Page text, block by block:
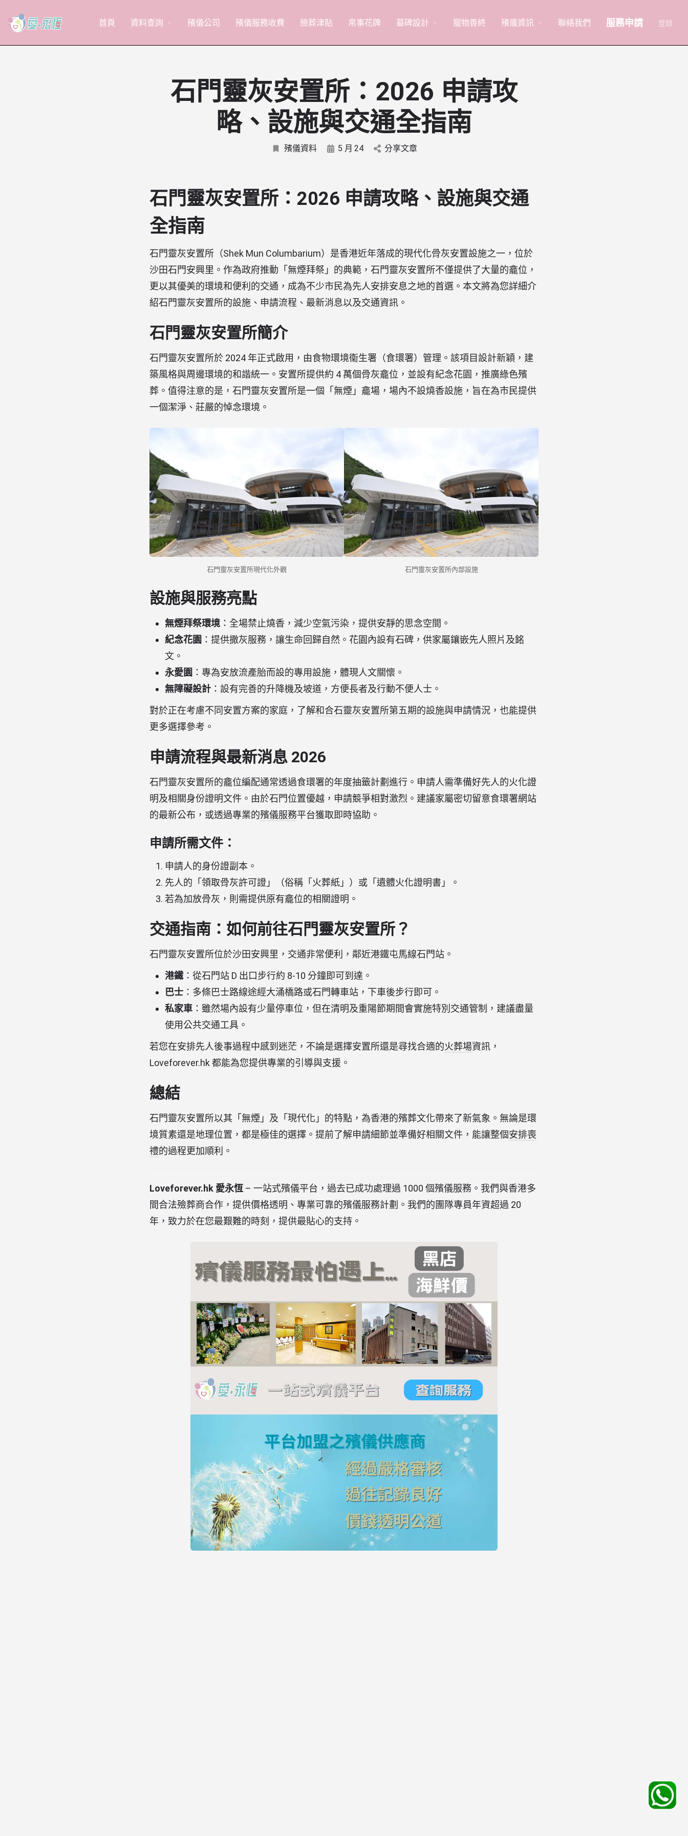
首頁 資料查詢 殯儀公司 殯儀服務收費 殮葬津貼 帛事花牌 墓碑設計 寵物善終 殯儀資訊 聯絡我們 服務申請 登錄
石門靈灰安置所：2026 申請攻
略、設施與交通全指南
殯儀資料 5 月 24 分享文章
石門靈灰安置所：2026 申請攻略、設施與交通
全指南
石門靈灰安置所（Shek Mun Columbarium）是香港近年落成的現代化骨灰安置設施之一，位於
沙田石門安興里。作為政府推動「無煙拜祭」的典範，石門靈灰安置所不僅提供了大量的龕位，
更以其優美的環境和便利的交通，成為不少市民為先人安排安息之地的首選。本文將為您詳細介
紹石門靈灰安置所的設施、申請流程、最新消息以及交通資訊。
石門靈灰安置所簡介
石門靈灰安置所於 2024 年正式啟用，由食物環境衞生署（食環署）管理。該項目設計新穎，建
築風格與周邊環境的和諧統一。安置所提供約 4 萬個骨灰龕位，並設有紀念花園，推廣綠色殯
葬。值得注意的是，石門靈灰安置所是一個「無煙」龕場，場內不設燒香設施，旨在為市民提供
一個潔淨、莊嚴的悼念環境。
石門靈灰安置所現代化外觀 石門靈灰安置所內部設施
設施與服務亮點
無煙拜祭環境 ：全場禁止燒香，減少空氣污染，提供安靜的思念空間。
紀念花園 ：提供撒灰服務，讓生命回歸自然。花園內設有石碑，供家屬鑲嵌先人照片及銘
文。
永愛園 ：專為安放流產胎而設的專用設施，體現人文關懷。
無障礙設計 ：設有完善的升降機及坡道，方便長者及行動不便人士。
對於正在考慮不同安置方案的家庭，了解和合石靈灰安置所第五期的設施與申請情況，也能提供
更多選擇參考。
申請流程與最新消息 2026
石門靈灰安置所的龕位編配通常透過食環署的年度抽籤計劃進行。申請人需準備好先人的火化證
明及相關身份證明文件。由於石門位置優越，申請競爭相對激烈。建議家屬密切留意食環署網站
的最新公布，或透過專業的殯儀服務平台獲取即時協助。
申請所需文件：
申請人的身份證副本。
先人的「領取骨灰許可證」（俗稱「火葬紙」）或「遺體火化證明書」。
若為加放骨灰，則需提供原有龕位的相關證明。
交通指南：如何前往石門靈灰安置所？
石門靈灰安置所位於沙田安興里，交通非常便利，鄰近港鐵屯馬線石門站。
港鐵：從石門站 D 出口步行約 8-10 分鐘即可到達。
巴士 ：多條巴士路線途經大涌橋路或石門轉車站，下車後步行即可。
私家車 ：雖然場內設有少量停車位，但在清明及重陽節期間會實施特別交通管制，建議盡量
使用公共交通工具。
若您在安排先人後事過程中感到迷茫，不論是選擇安置所還是尋找合適的火葬場資訊，
Loveforever.hk 都能為您提供專業的引導與支援。
總結
石門靈灰安置所以其「無煙」及「現代化」的特點，為香港的殯葬文化帶來了新氣象。無論是環
境質素還是地理位置，都是極佳的選擇。提前了解申請細節並準備好相關文件，能讓整個安排喪
禮的過程更加順利。
Loveforever.hk 愛永恆 – 一站式殯儀平台，過去已成功處理過 1000 個殯儀服務。我們與香港多
間合法殮葬商合作，提供價格透明、專業可靠的殯儀服務計劃。我們的團隊專員年資超過 20
年，致力於在您最艱難的時刻，提供最貼心的支持。